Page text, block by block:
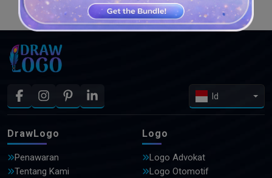
LIHAT DESAIN LEBIH LANJUT
Id
DrawLogo
Penawaran
Tentang Kami
Logo
Logo Advokat
Logo Otomotif